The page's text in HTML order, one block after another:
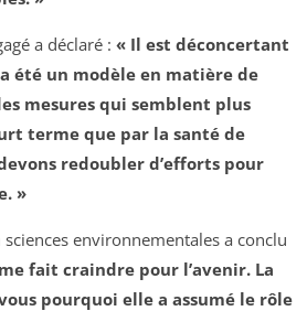
a déclaré : « Il est déconcertant
été un modèle en matière de
mesures qui semblent plus
terme que par la santé de
redoubler d’efforts pour
»
environnementales a conclu
fait craindre pour l’avenir. La
pourquoi elle a assumé le rôle